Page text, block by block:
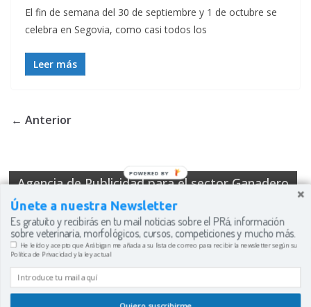
El fin de semana del 30 de septiembre y 1 de octubre se
celebra en Segovia, como casi todos los
Leer más
← Anterior
Agencia de Publicidad para el sector Ganadero
Copyright © 2026
Esta web usa cookies para mejorar su experiencia. Usted
asume el uso de éstas si sigue navegando.
Acepto
Únete a nuestra Newsletter
Es gratuito y recibirás en tu mail noticias sobre el PRá, información
sobre veterinaria, morfológicos, cursos, competiciones y mucho más.
He leído y acepto que Arábigan me añada a su lista de correo para recibir la newsletter según su
Política de Privacidad y la ley actual
POWERED BY